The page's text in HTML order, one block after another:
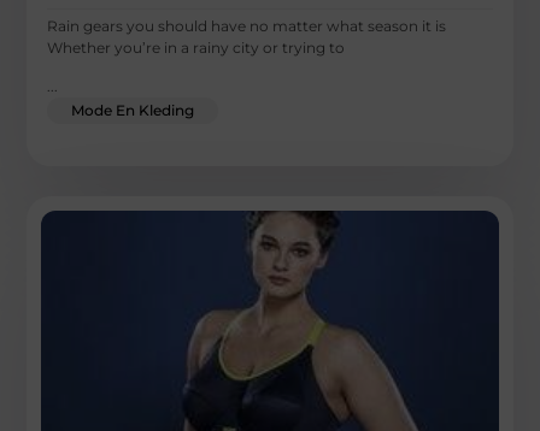
Rain gears you should have no matter what season it is
Whether you’re in a rainy city or trying to
...
Mode En Kleding